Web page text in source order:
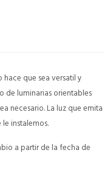
que sea versatil y
de luminarias orientables
necesario. La luz que emita
instalemos.
a partir de la fecha de